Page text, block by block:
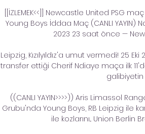
[[İZLEMEK<<]] Newcastle United PSG maç
Young Boys İddaa Maç (CANLI YAYIN)
2023 23 saat önce —
Leipzig, Kızılyıldız'a umut vermedi! 25
transfer ettiği Cherif Ndiaye maça ilk
galibiyetin
((CANLI YAYIN>>>>)) Aris Limassol
Grubu'nda Young Boys, RB Leipzig ile
ile kozlarını... Union Berlin